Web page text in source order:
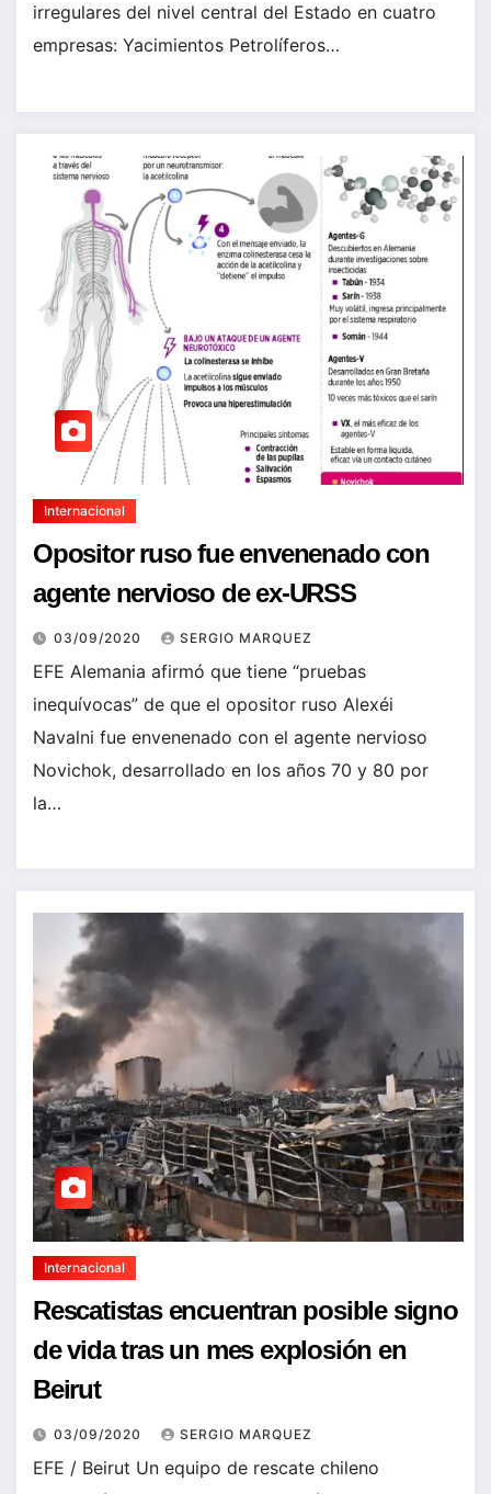
irregulares del nivel central del Estado en cuatro
empresas: Yacimientos Petrolíferos…
Internacional
Opositor ruso fue envenenado con
agente nervioso de ex-URSS
03/09/2020 SERGIO MARQUEZ
EFE Alemania afirmó que tiene “pruebas
inequívocas” de que el opositor ruso Alexéi
Navalni fue envenenado con el agente nervioso
Novichok, desarrollado en los años 70 y 80 por
la…
Internacional
Rescatistas encuentran posible signo
de vida tras un mes explosión en
Beirut
03/09/2020 SERGIO MARQUEZ
EFE / Beirut Un equipo de rescate chileno